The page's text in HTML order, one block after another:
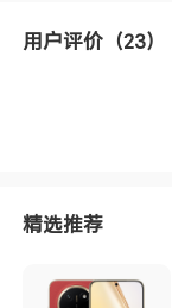
用户评价 （23）
精选推荐